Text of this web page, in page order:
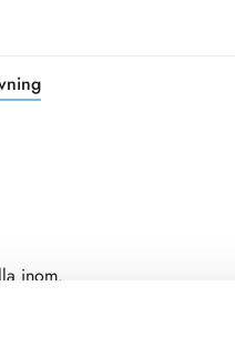
inom.